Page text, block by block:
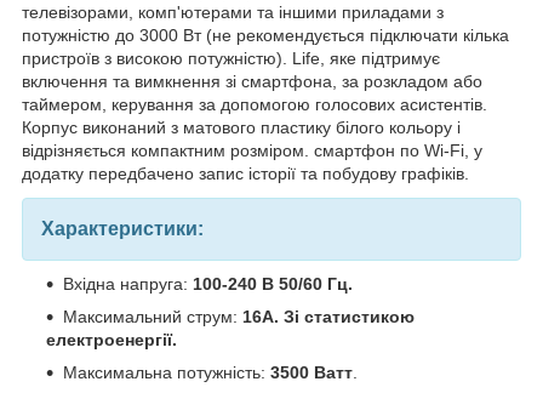
телевізорами, комп'ютерами та іншими приладами з
потужністю до 3000 Вт (не рекомендується підключати кілька
пристроїв з високою потужністю). Life, яке підтримує
включення та вимкнення зі смартфона, за розкладом або
таймером, керування за допомогою голосових асистентів.
Корпус виконаний з матового пластику білого кольору і
відрізняється компактним розміром. смартфон по Wi-Fi, у
додатку передбачено запис історії та побудову графіків.
Характеристики:
Вхідна напруга: 100-240 В 50/60 Гц.
Максимальний струм: 16A. Зі статистикою
електроенергії.
Максимальна потужність: 3500 Ватт